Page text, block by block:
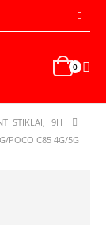
0
STIKLAI,
9H
POCO C85 4G/5G